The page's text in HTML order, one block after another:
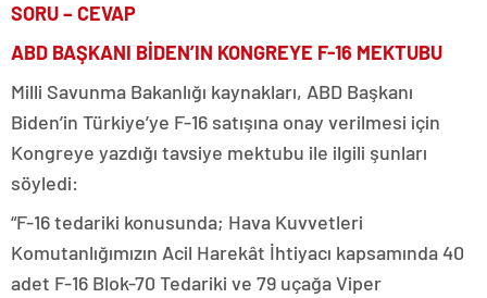
SORU – CEVAP
ABD BAŞKANI BİDEN’IN KONGREYE F-16 MEKTUBU
Milli Savunma Bakanlığı kaynakları, ABD Başkanı
Biden’in Türkiye’ye F-16 satışına onay verilmesi için
Kongreye yazdığı tavsiye mektubu ile ilgili şunları
söyledi:
“F-16 tedariki konusunda; Hava Kuvvetleri
Komutanlığımızın Acil Harekât İhtiyacı kapsamında 40
adet F-16 Blok-70 Tedariki ve 79 uçağa Viper